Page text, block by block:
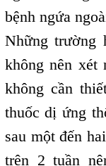
bệnh ngứa
Những trường
không nên xét
không cần
thuốc dị ứng
sau một đến
trên 2 tuần